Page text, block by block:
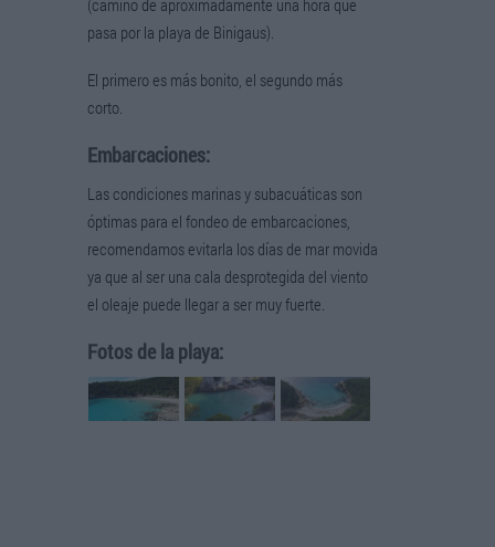
pasa por la playa de Binigaus).
El primero es más bonito, el segundo más
corto.
Embarcaciones:
Las condiciones marinas y subacuáticas son
óptimas para el fondeo de embarcaciones,
recomendamos evitarla los días de mar movida
ya que al ser una cala desprotegida del viento
el oleaje puede llegar a ser muy fuerte.
Fotos de la playa: